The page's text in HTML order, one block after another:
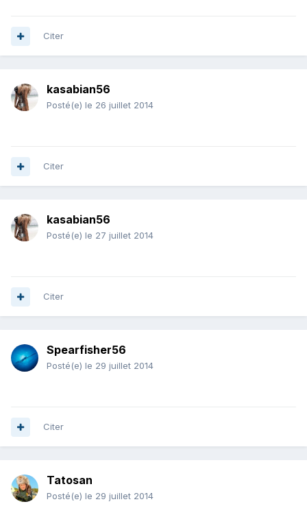
Citer
kasabian56
Posté(e) le 26 juillet 2014
Citer
kasabian56
Posté(e) le 27 juillet 2014
Citer
Spearfisher56
Posté(e) le 29 juillet 2014
Citer
Tatosan
Posté(e) le 29 juillet 2014